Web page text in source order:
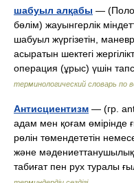
шабуыл алқабы —
бөлім) жауынгерлік
шабуыл жүргізетін,
асыратын шектегі
операция (ұрыс) үшін
терминологический словарь по
Антисциентизм — (гр.
адам мен қоғам
рөлін төмендететін
және мәдениеттанушылық
табиғат пен рух